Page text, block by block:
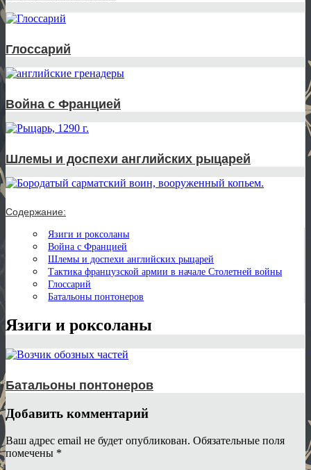
Глоссарий
Война с Францией
Шлемы и доспехи английских рыцарей
Содержание:
Язиги и роксоланы
Война с Францией
Шлемы и доспехи английских рыцарей
Тактика французской армии в начале Столетней войны
Глоссарий
Батальоны понтонеров
Язиги и роксоланы
Батальоны понтонеров
Добавить комментарий
Ваш адрес email не будет опубликован. Обязательные поля
помечены *